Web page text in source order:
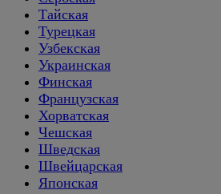
Тайская
Турецкая
Узбекская
Украинская
Финская
Французская
Хорватская
Чешская
Шведская
Швейцарская
Японская